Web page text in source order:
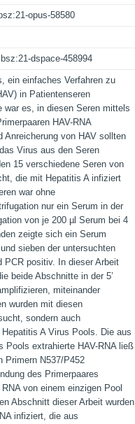
opus-58580
dspace-458994
ein einfaches Verfahren zu
in Patientenseren
war es, in diesen Seren mittels
HAV-RNA
Anreicherung von HAV sollten
Virus aus den Seren
15 verschiedene Seren von
die mit Hepatitis A infiziert
war ohne
nur ein Serum in der
von je 200 µl Serum bei 4
zeigte sich ein Serum
sieben der untersuchten
PCR positiv. In dieser Arbeit
beide Abschnitte in der 5’
miteinander
wurden mit diesen
sondern auch
A Virus Pools. Die aus
Pools extrahierte HAV-RNA ließ
Primern N537/P452
des Primerpaares
von einem einzigen Pool
Abschnitt dieser Arbeit wurden
infiziert, die aus